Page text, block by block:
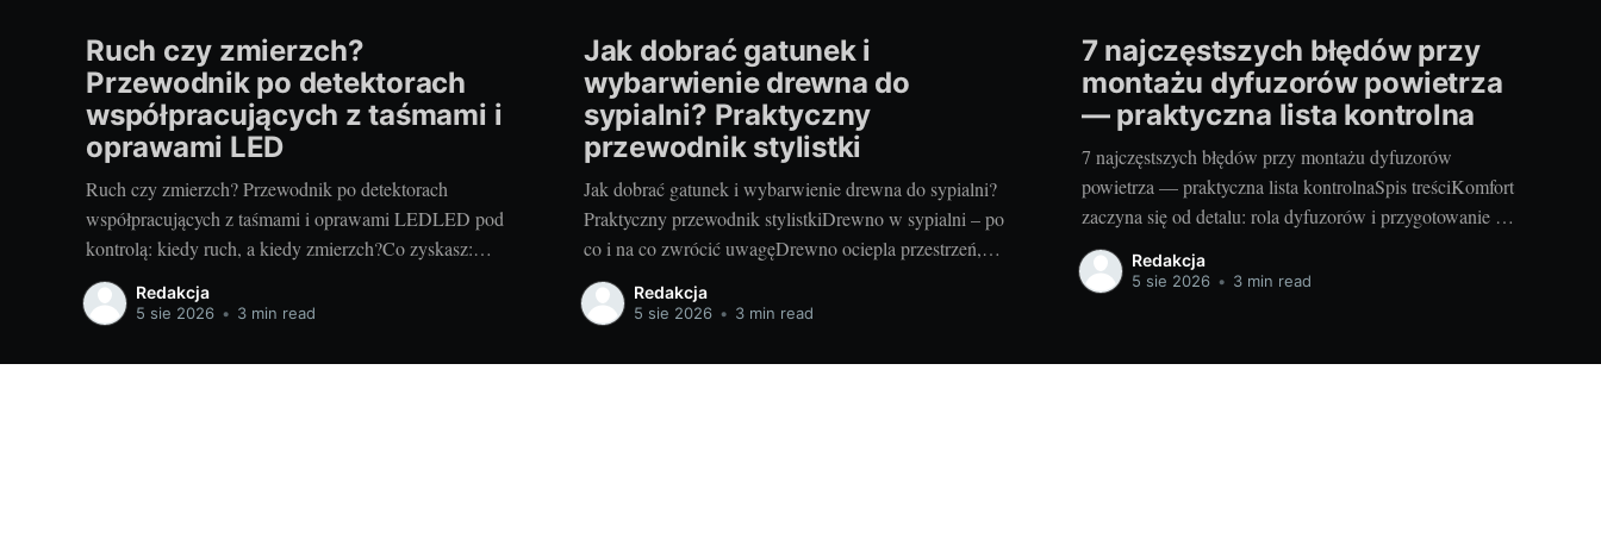
Ruch czy zmierzch?
Przewodnik po detektorach
współpracujących z taśmami i
oprawami LED
Ruch czy zmierzch? Przewodnik po detektorach
współpracujących z taśmami i oprawami LEDLED pod
kontrolą: kiedy ruch, a kiedy zmierzch?Co zyskasz:
komfort, oszczędność energii,
bezpieczeństwoAutomatyczne sterowanie światłem to
włącza się samo), niższe rachunki (świeci tylko wtedy,
Redakcja
5 sie 2026 • 3 min read
Jak dobrać gatunek i
wybarwienie drewna do
sypialni? Praktyczny
przewodnik stylistki
Jak dobrać gatunek i wybarwienie drewna do sypialni?
Praktyczny przewodnik stylistkiDrewno w sypialni – po
co i na co zwrócić uwagęDrewno ociepla przestrzeń,
wycisza ją akustycznie i pomaga stworzyć kojący nastrój
sprzyjający snu. Naturalne usłojenie działa jak „wizualny
relaksuje. Panele drewniane na ścianie za
Redakcja
5 sie 2026 • 3 min read
7 najczęstszych błędów przy
montażu dyfuzorów powietrza
— praktyczna lista kontrolna
7 najczęstszych błędów przy montażu dyfuzorów
powietrza — praktyczna lista kontrolnaSpis treściKomfort
zaczyna się od detalu: rola dyfuzorów i przygotowanie do
montażu7 najczęstszych błędów — praktyczna lista
kontrolnaPodsumowanie — szybka ściąga do kontroli
wpływają na jakość
Redakcja
5 sie 2026 • 3 min read